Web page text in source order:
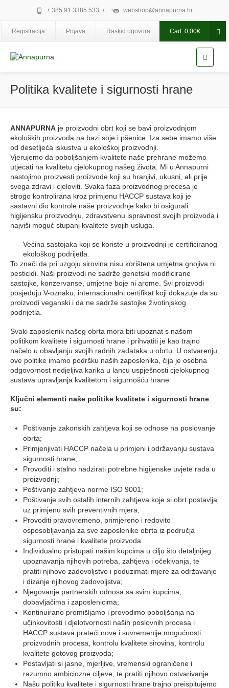
+ 385 91 3385 533 / webshop@annapurna.hr
Registracija Prijava Raskid ugovora Cart: 0,00€
Politika kvalitete i sigurnosti hrane
ANNAPURNA je proizvodni obrt koji se bavi proizvodnjom
ekoloških proizvoda na bazi soje i pšenice. Iza sebe imamo više
od desetljeća iskustva u ekološkoj proizvodnji.
Vjerujemo da poboljšanjem kvalitete naše prehrane možemo
utjecati na kvalitetu cjelokupnog našeg života. Mi u Annapurni
nastojimo proizvesti proizvode koji su hranjivi, ukusni, ali prije
svega zdravi i cjeloviti. Svaka faza proizvodnog procesa je
strogo kontrolirana kroz primjenu HACCP sustava koji je
sastavni dio kontrole naše proizvodnje kako bi osigurali
higijensku proizvodnju, zdravstvenu ispravnost svojih proizvoda i
najviši moguć stupanj kvalitete svojih usluga.
Većina sastojaka koji se koriste u proizvodnji je certificiranog
ekološkog podrijetla.
To znači da pri uzgoju sirovina nisu korištena umjetna gnojiva ni
pesticidi. Naši proizvodi ne sadrže genetski modificirane
sastojke, konzervanse, umjetne boje ni arome. Svi proizvodi
posjeduju V-oznaku, internacionalni certifikat koji dokazuje da su
proizvodi veganski i da ne sadrže sastojke životinjskog
podrijetla.
Svaki zaposlenik našeg obrta mora biti upoznat s našom
politikom kvalitete i sigurnosti hrane i prihvatiti je kao trajno
načelo u obavljanju svojih radnih zadataka u obrtu. U ostvarenju
ove politike imamo podršku naših zaposlenika, čija je osobna
odgovornost nedjeljiva karika u lancu uspješnosti cjelokupnog
sustava upravljanja kvalitetom i sigurnošću hrane.
Ključni elementi naše politike kvalitete i sigurnosti hrane
su:
Poštivanje zakonskih zahtjeva koji se odnose na poslovanje
obrta;
Primjenjivati HACCP načela u primjeni i održavanju sustava
sigurnosti hrane;
Provoditi i stalno nadzirati potrebne higijenske uvjete rada u
proizvodnji;
Poštivanje zahtjeva norme ISO 9001;
Poštivanje svih ostalih internih zahtjeva koje si obrt postavlja
uz primjenu svih preventivnih mjera;
Provoditi pravovremeno, primjereno i redovito
osposobljavanja za sve zaposlenike obrta iz područja
sigurnosti hrane i kvalitete proizvoda.
Individualno pristupati našim kupcima u cilju što detaljnijeg
upoznavanja njihovih potreba, zahtjeva i očekivanja, te
pratiti njihovo zadovoljstvo i poduzimati mjere za održavanje
i dizanje njihovog zadovoljstva;
Njegovanje partnerskih odnosa sa svim kupcima,
dobavljačima i zaposlenicima;
Kontinuirano promišljamo i provodimo poboljšanja na
učinkovitosti i djelotvornosti naših poslovnih procesa i
HACCP sustava prateći nove i suvremenije mogućnosti
proizvodnih procesa, kontrolu kvalitete sirovina, kontrolu
kvalitete gotovog proizvoda;
Postavljati si jasne, mjerljive, vremenski ograničene i
razumno ambiciozne ciljeve, te pratiti njihovo ostvarivanje.
Našu politiku kvalitete i sigurnosti hrane trajno preispitujemo